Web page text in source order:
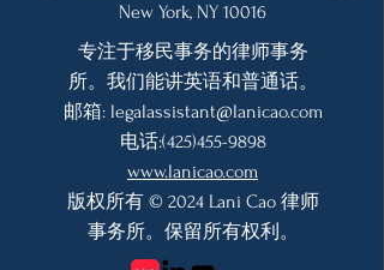
New York, NY 10016
专注于移民事务的律师事务
所。我们能讲英语和普通话。
邮箱: legalassistant@lanicao.com
电话:(425)455-9898
www.lanicao.com
版权所有 © 2024 Lani Cao 律师
事务所。保留所有权利。